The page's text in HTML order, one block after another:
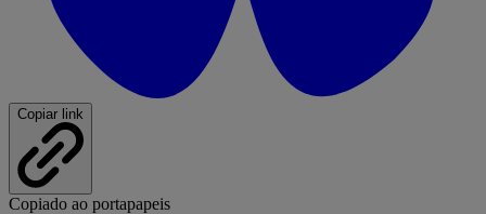
Copiar link
Copiado ao portapapeis